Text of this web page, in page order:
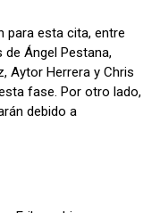
para esta cita, entre
Ángel Pestana,
Aytor Herrera y Chris
fase. Por otro lado,
debido a